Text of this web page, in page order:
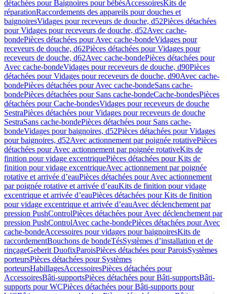
détachées pour Baignoires pour bébésAccessoiresKits de
réparationRaccordements des appareils pour douches et
baignoiresVidages pour receveurs de douche, d52Pièces détachées
pour Vidages pour receveurs de douche, d52Avec cache-
bondePièces détachées pour Avec cache-bondeVidages pour
receveurs de douche, d62Pièces détachées pour Vidages pour
receveurs de douche, d62Avec cache-bondePièces détachées pour
Avec cache-bondeVidages pour receveurs de douche, d90Pièces
détachées pour Vidages pour receveurs de douche, d90Avec cache-
bondePièces détachées pour Avec cache-bondeSans cache-
bondePièces détachées pour Sans cache-bondeCache-bondesPièces
détachées pour Cache-bondesVidages pour receveurs de douche
SestraPièces détachées pour Vidages pour receveurs de douche
SestraSans cache-bondePièces détachées pour Sans cache-
bondeVidages pour baignoires, d52Pièces détachées pour Vidages
pour baignoires, d52Avec actionnement par poignée rotativePièces
détachées pour Avec actionnement par poignée rotativeKits de
finition pour vidage excentriquePièces détachées pour Kits de
finition pour vidage excentriqueAvec actionnement par poignée
rotative et arrivée d’eauPièces détachées pour Avec actionnement
par poignée rotative et arrivée d’eauKits de finition pour vidage
excentrique et arrivée d’eauPièces détachées pour Kits de finition
pour vidage excentrique et arrivée d’eauAvec déclenchement par
pression PushControlPièces détachées pour Avec déclenchement par
pression PushControlAvec cache-bondePièces détachées pour Avec
cache-bondeAccessoires pour vidages pour baignoiresKits de
raccordementBouchons de bondeTésSystèmes d’installation et de
rinçageGeberit DuofixParoisPièces détachées pour ParoisSystèmes
porteursPièces détachées pour Systèmes
porteursHabillagesAccessoiresPièces détachées pour
AccessoiresBâti-supportsPièces détachées pour Bâti-supportsBâti-
supports pour WCPièces détachées pour Bâti-supports pour